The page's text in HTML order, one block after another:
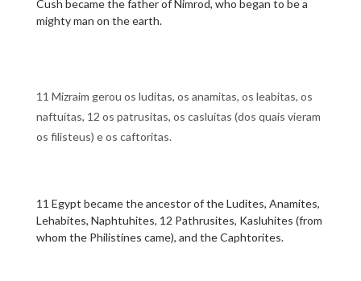
Cush became the father of Nimrod, who began to be a
mighty man on the earth.
11 Mizraim gerou os luditas, os anamitas, os leabitas, os
naftuítas, 12 os patrusitas, os casluítas (dos quais vieram
os filisteus) e os caftoritas.
11 Egypt became the ancestor of the Ludites, Anamites,
Lehabites, Naphtuhites, 12 Pathrusites, Kasluhites (from
whom the Philistines came), and the Caphtorites.